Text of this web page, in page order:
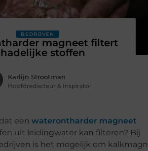
BEDRIJVEN
magneet filtert
stoffen
Karlijn Strootman
Hoofdredacteur & Inspirator
eenwaterontharder magneet
uit leidingwater kan filteren? Bij
is het mogelijk om